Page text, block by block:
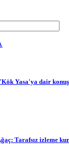
Yasa'ya dair
Tarafsız izleme